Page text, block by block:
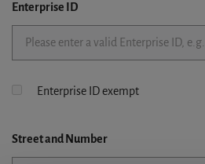
Enterprise ID
Enterprise ID exempt
Streetand Number